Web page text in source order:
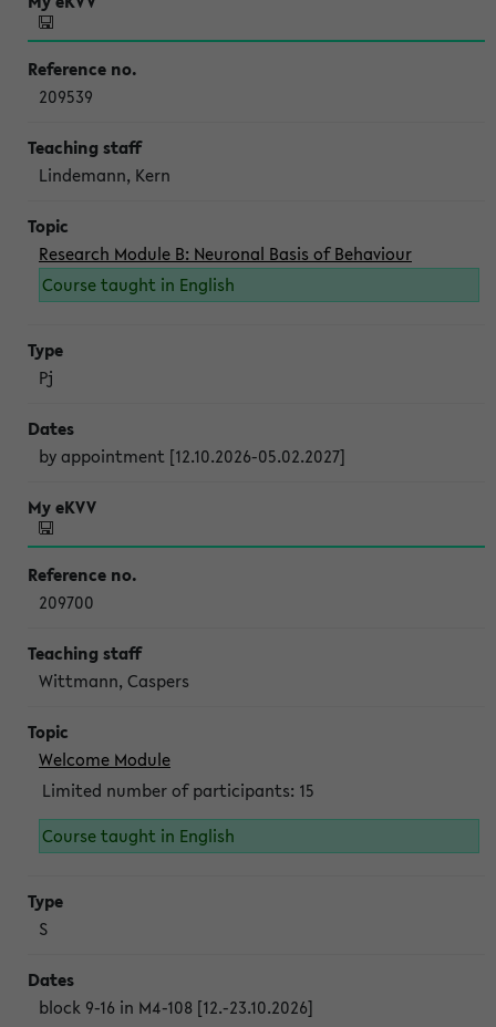
209539
Lindemann, Kern
Research Module B: Neuronal Basis of Behaviour
Course taught in English
Pj
by appointment [12.10.2026-05.02.2027]
209700
Wittmann, Caspers
Welcome Module
Limited number of participants: 15
Course taught in English
S
block 9-16 in M4-108 [12.-23.10.2026]